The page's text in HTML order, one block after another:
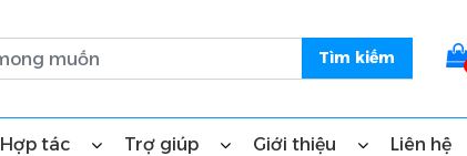
Hợp tác Trợ giúp Giới thiệu Liên hệ